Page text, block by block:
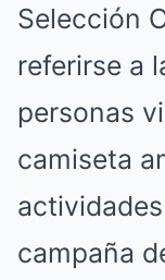
Selección
referirse a
personas
camiseta
campaña